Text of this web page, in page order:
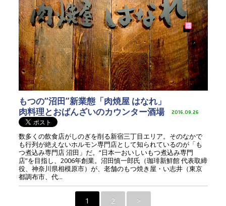
もつの“沼田”新業態「肉焼屋 はなれ」
肉料理とおばんざいのカウンター酒場
2016.09.26
数多くの飲食店がしのぎを削る新宿三丁目エリア。そのなかで
も行列が絶えないホルモン専門店として知られているのが「も
つ煮込み専門店 沼田」だ。“日本一おいしいもつ煮込み専門
店”を目指し、2006年創業。沼田慎一郎氏（珈琲新鮮館 代表取締
役、神奈川県相模原市）が、老舗のもつ焼き屋・い志井（東京
都調布市、代...
1 2 >